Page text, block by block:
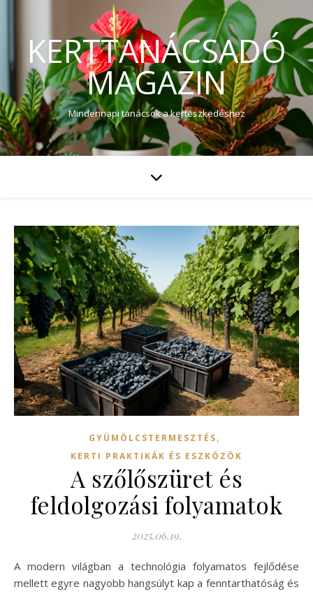
KERTTANÁCSADÓ
MAGAZIN
Mindennapi tanácsok a kertészkedéshez
GYÜMÖLCSTERMESZTÉS,
KERTI PRAKTIKÁK ÉS ESZKÖZÖK
A szőlőszüret és
feldolgozási folyamatok
2025.06.19.
A modern világban a technológia folyamatos fejlődése
mellett egyre nagyobb hangsúlyt kap a fenntarthatóság és